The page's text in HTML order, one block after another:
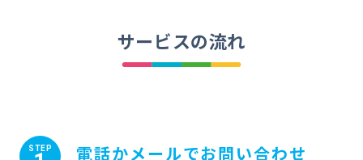
サービスの流れ
STEP 電話かメールでお問い合わせ